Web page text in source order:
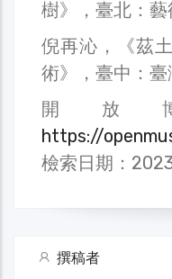
樹》，臺北：藝
倪再沁，《茲
術》，臺中：臺
開放
https://
檢索日期：
撰稿者